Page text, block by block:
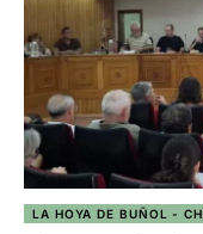
LA HOYA DE BUÑOL -